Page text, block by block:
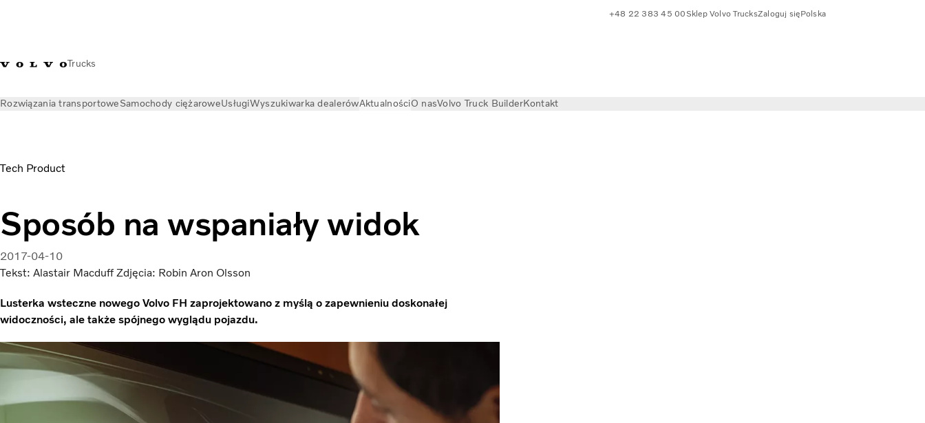
Trucks
+48 22 383 45 00 Sklep Volvo TrucksZaloguj sięPolska
Rozwiązania transportoweSamochody ciężaroweUsługiWyszukiwarka dealerówAktualnościO nasVolvo Truck BuilderKontakt
Tech Product
Sposób na wspaniały widok
2017-04-10
Tekst: Alastair Macduff Zdjęcia: Robin Aron Olsson
Lusterka wsteczne nowego Volvo FH zaprojektowano z myślą o zapewnieniu doskonałej
widoczności, ale także spójnego wyglądu pojazdu.